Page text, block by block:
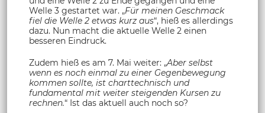
Welle 3 gestartet war. „Für meinen Geschmack
fiel die Welle 2 etwas kurz aus“, hieß es allerdings
dazu. Nun macht die aktuelle Welle 2 einen
besseren Eindruck.
Zudem hieß es am 7. Mai weiter: „Aber selbst
wenn es noch einmal zu einer Gegenbewegung
kommen sollte, ist charttechnisch und
fundamental mit weiter steigenden Kursen zu
rechnen.“ Ist das aktuell auch noch so?